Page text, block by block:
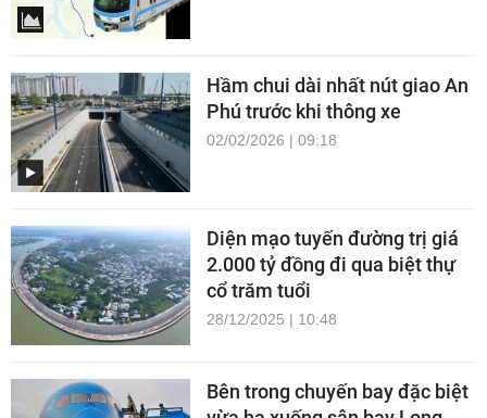
Hầm chui dài nhất nút giao An
Phú trước khi thông xe
02/02/2026 | 09:18
Diện mạo tuyến đường trị giá
2.000 tỷ đồng đi qua biệt thự
cổ trăm tuổi
28/12/2025 | 10:48
Bên trong chuyến bay đặc biệt